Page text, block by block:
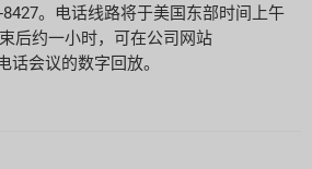
。电话线路将于美国东部时间上午
后约一小时，可在公司网站
会议的数字回放。